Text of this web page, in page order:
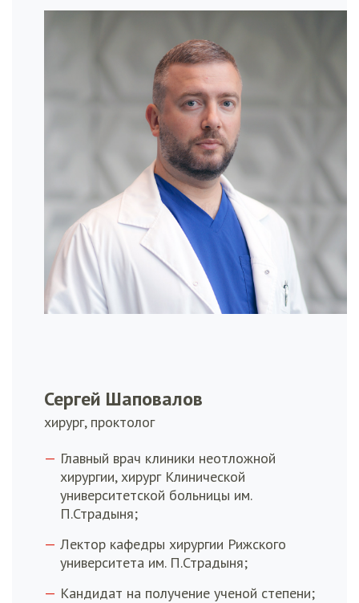
Сергей Шаповалов
хирург, проктолог
Главный врач клиники неотложной
хирургии, хирург Клинической
университетской больницы им.
П.Страдыня;
Лектор кафедры хирургии Рижского
университета им. П.Страдыня;
Кандидат на получение ученой степени;